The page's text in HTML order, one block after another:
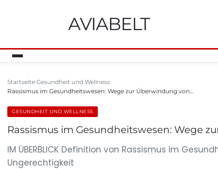
AVIABELT
Startseite Gesundheit und Wellness
Rassismus im Gesundheitswesen: Wege zur Überwindung von…
GESUNDHEIT UND WELLNESS
Rassismus im Gesundheitswesen: Wege
IM ÜBERBLICK Definition von Rassismus im
Ungerechtigkeit